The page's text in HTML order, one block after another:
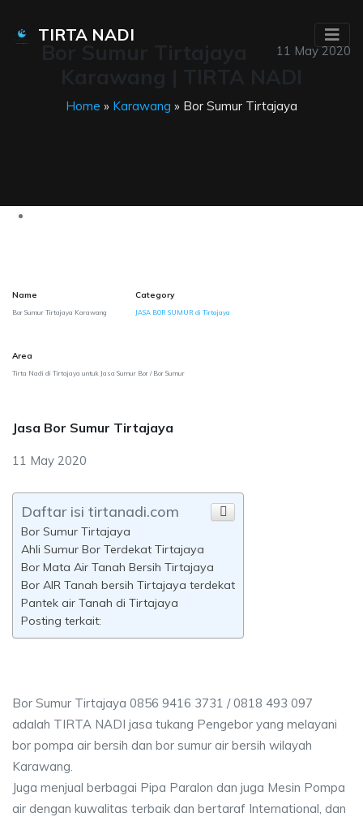
TIRTA NADI
11 May 2020
Home » Karawang » Bor Sumur Tirtajaya
Name
Bor Sumur Tirtajaya Karawang
Category
JASA BOR SUMUR di Tirtajaya
Area
Tirta Nadi di Tirtajaya untuk Jasa Sumur Bor / Bor Sumur
Jasa Bor Sumur Tirtajaya
11 May 2020
Daftar isi tirtanadi.com
Bor Sumur Tirtajaya
Ahli Sumur Bor Terdekat Tirtajaya
Bor Mata Air Tanah Bersih Tirtajaya
Bor AIR Tanah bersih Tirtajaya terdekat
Pantek air Tanah di Tirtajaya
Posting terkait:
Bor Sumur Tirtajaya 0856 9416 3731 / 0818 493 097
adalah TIRTA NADI jasa tukang Pengebor yang melayani
bor pompa air bersih dan bor sumur air bersih wilayah
Karawang.
Juga menjual berbagai Pipa Paralon dan juga Mesin Pompa
air dengan kuwalitas terbaik dan bertaraf International, dan